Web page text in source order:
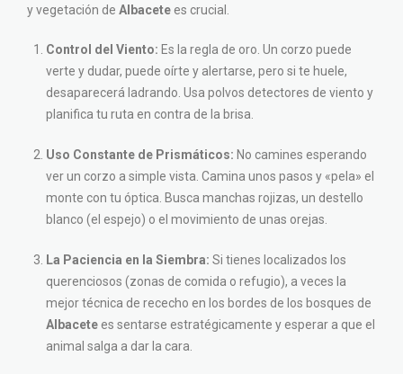
y vegetación de Albacete es crucial.
Control del Viento: Es la regla de oro. Un corzo puede
verte y dudar, puede oírte y alertarse, pero si te huele,
desaparecerá ladrando. Usa polvos detectores de viento y
planifica tu ruta en contra de la brisa.
Uso Constante de Prismáticos: No camines esperando
ver un corzo a simple vista. Camina unos pasos y «pela» el
monte con tu óptica. Busca manchas rojizas, un destello
blanco (el espejo) o el movimiento de unas orejas.
La Paciencia en la Siembra: Si tienes localizados los
querenciosos (zonas de comida o refugio), a veces la
mejor técnica de rececho en los bordes de los bosques de
Albacete es sentarse estratégicamente y esperar a que el
animal salga a dar la cara.